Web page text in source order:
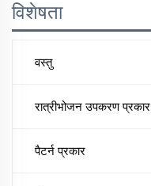
विशेषता
वस्तु
रात्रीभोजन उपकरण प्रकार
पैटर्न प्रकार